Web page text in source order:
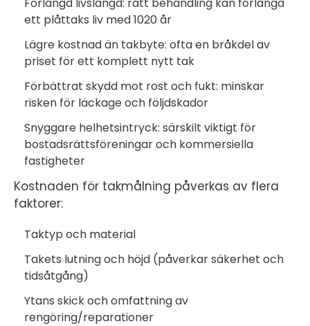
ett plåttaks liv med 1020 år
Lägre kostnad än takbyte: ofta en bråkdel av
priset för ett komplett nytt tak
Förbättrat skydd mot rost och fukt: minskar
risken för läckage och följdskador
Snyggare helhetsintryck: särskilt viktigt för
bostadsrättsföreningar och kommersiella
fastigheter
Kostnaden för takmålning påverkas av flera
faktorer:
Taktyp och material
Takets lutning och höjd (påverkar säkerhet och
tidsåtgång)
Ytans skick och omfattning av
rengöring/reparationer